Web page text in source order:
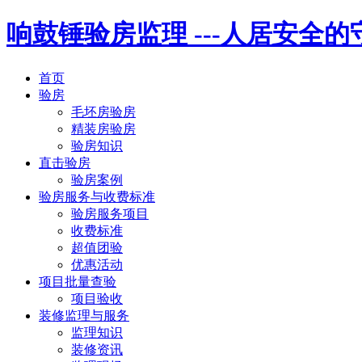
响鼓锤验房监理 ---人居安全的
首页
验房
毛坯房验房
精装房验房
验房知识
直击验房
验房案例
验房服务与收费标准
验房服务项目
收费标准
超值团验
优惠活动
项目批量查验
项目验收
装修监理与服务
监理知识
装修资讯